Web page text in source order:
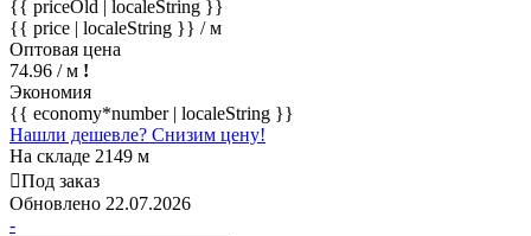
{{ priceOld | localeString }}
{{ price | localeString }} / м
Оптовая цена
74.96 / м !
Экономия
{{ economy*number | localeString }}
Нашли дешевле? Снизим цену!
На складе 2149 м
Под заказ
Обновлено 22.07.2026
-